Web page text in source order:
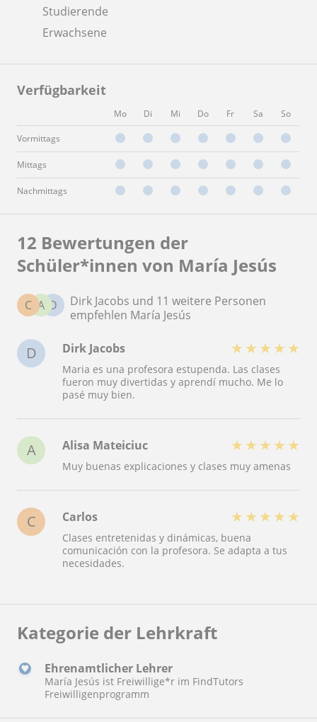
Studierende
Erwachsene
Verfügbarkeit
Mo Di Mi Do Fr Sa So
Vormittags
Mittags
Nachmittags
12 Bewertungen der
Schüler*innen von María Jesús
D
A
C
Dirk Jacobs und 11 weitere Personen
empfehlen María Jesús
D Dirk Jacobs ★ ★ ★ ★ ★
Maria es una profesora estupenda. Las clases
fueron muy divertidas y aprendí mucho. Me lo
pasé muy bien.
A Alisa Mateiciuc ★ ★ ★ ★ ★
Muy buenas explicaciones y clases muy amenas
C Carlos ★ ★ ★ ★ ★
Clases entretenidas y dinámicas, buena
comunicación con la profesora. Se adapta a tus
necesidades.
Kategorie der Lehrkraft
Ehrenamtlicher Lehrer
María Jesús ist Freiwillige*r im FindTutors
Freiwilligenprogramm